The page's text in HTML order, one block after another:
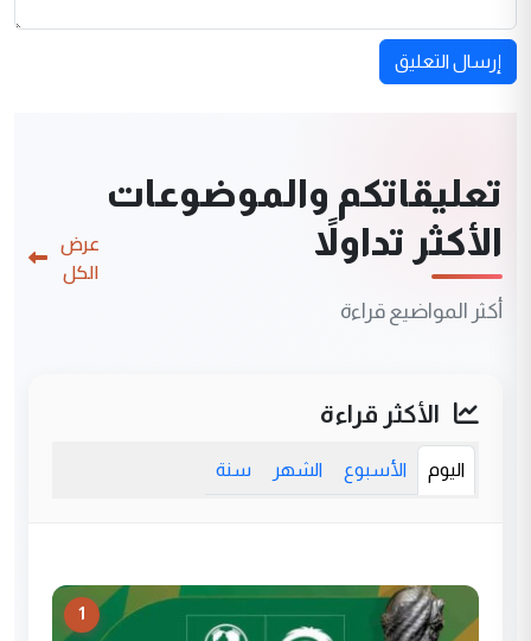
إرسال التعليق
تعليقاتكم والموضوعات
الأكثر تداولاً
أكثر المواضيع قراءة
عرض
الكل
الأكثر قراءة
اليوم الأسبوع الشهر سنة
1